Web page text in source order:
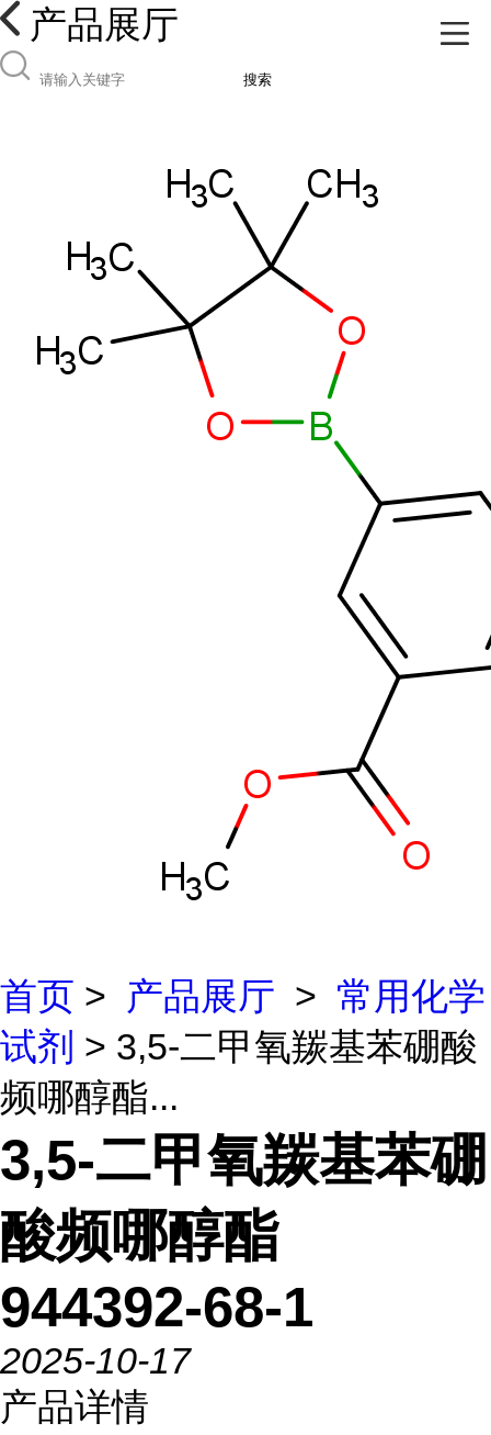
产品展厅
搜索
首页 > 产品展厅 > 常用化学
试剂 > 3,5-二甲氧羰基苯硼酸
频哪醇酯...
3,5-二甲氧羰基苯硼
酸频哪醇酯
944392-68-1
2025-10-17
产品详情